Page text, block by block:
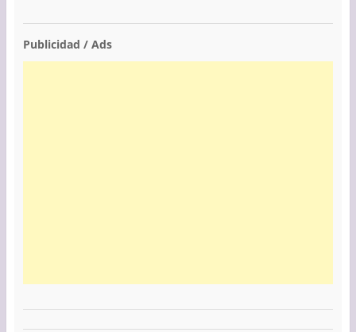
Publicidad / Ads